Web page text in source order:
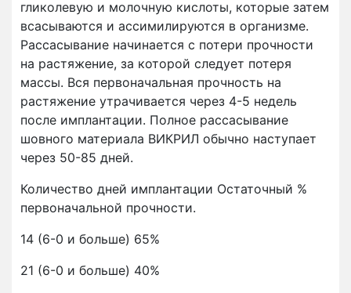
гликолевую и молочную кислоты, которые затем
всасываются и ассимилируются в организме.
Рассасывание начинается с потери прочности
на растяжение, за которой следует потеря
массы. Вся первоначальная прочность на
растяжение утрачивается через 4-5 недель
после имплантации. Полное рассасывание
шовного материала ВИКРИЛ обычно наступает
через 50-85 дней.
Количество дней имплантации Остаточный %
первоначальной прочности.
14 (6-0 и больше) 65%
21 (6-0 и больше) 40%